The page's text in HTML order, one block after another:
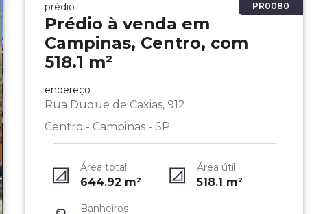
PR0080
prédio
Prédio à venda em
Campinas, Centro, com
518.1 m²
endereço
Rua Duque de Caxias, 912
Centro - Campinas - SP
Área total
644.92 m²
Área útil
518.1 m²
Banheiros